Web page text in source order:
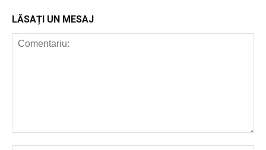
LĂSAȚI UN MESAJ